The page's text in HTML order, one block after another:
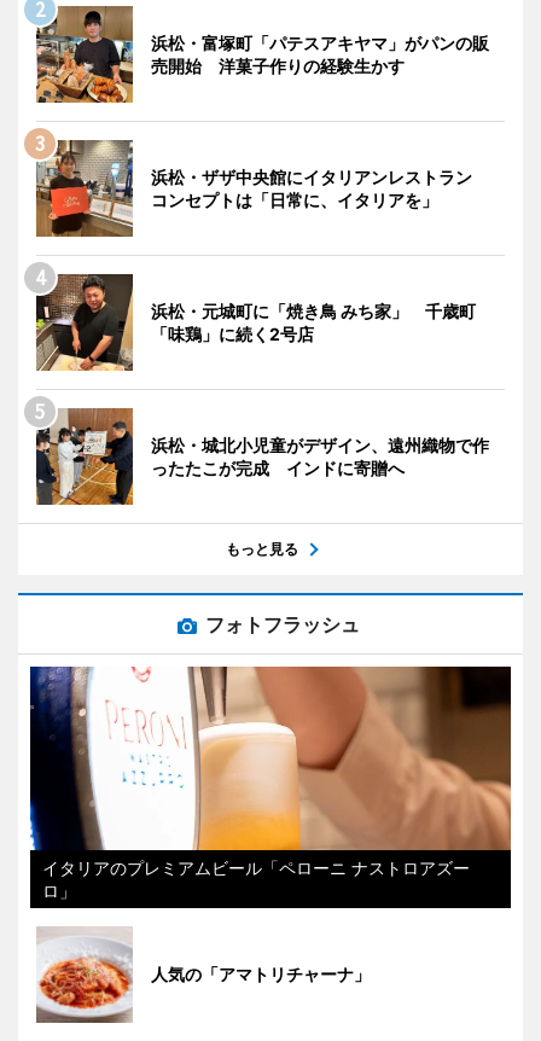
浜松・富塚町「パテスアキヤマ」がパンの販
売開始 洋菓子作りの経験生かす
浜松・ザザ中央館にイタリアンレストラン
コンセプトは「日常に、イタリアを」
浜松・元城町に「焼き鳥 みち家」 千歳町
「味鶏」に続く2号店
浜松・城北小児童がデザイン、遠州織物で作
ったたこが完成 インドに寄贈へ
もっと見る
フォトフラッシュ
イタリアのプレミアムビール「ペローニ ナストロアズー
ロ」
人気の「アマトリチャーナ」